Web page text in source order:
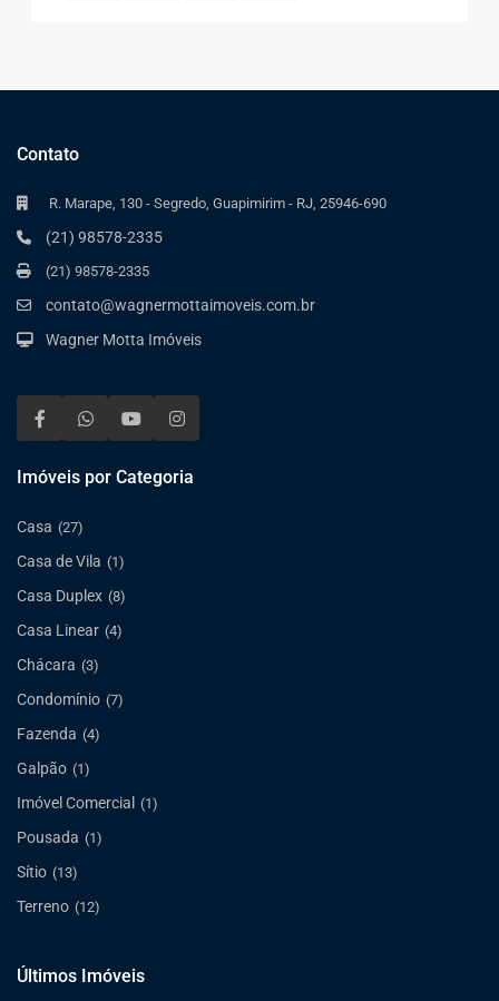
Contato
R. Marape, 130 - Segredo, Guapimirim - RJ, 25946-690
(21) 98578-2335
(21) 98578-2335
contato@wagnermottaimoveis.com.br
Wagner Motta Imóveis
Imóveis por Categoria
Casa (27)
Casa de Vila (1)
Casa Duplex (8)
Casa Linear (4)
Chácara (3)
Condomínio (7)
Fazenda (4)
Galpão (1)
Imóvel Comercial (1)
Pousada (1)
Sítio (13)
Terreno (12)
Últimos Imóveis